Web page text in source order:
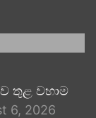
තුළ වහාම
6, 2026